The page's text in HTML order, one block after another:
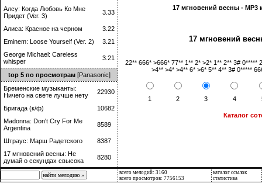
Алсу: Когда Любовь Ко Мне
Придет (Ver. 3)
3.33
Алиса: Красное на черном
3.22
Eminem: Loose Yourself (Ver. 2)
3.21
George Michael: Careless
whisper
3.21
top 5 по просмотрам[Panasonic]
Бременские музыканты:
Ничего на свете лучше нету
22930
Бригада (к/ф)
10682
Madonna: Don't Cry For Me
Argentina
8589
Штраус: Марш Радетского
8387
17 мгновений весны: Не
думай о секундах свысока
8280
17 мгновений весны -
17 мгновений
22** 666* >666* 77** 1** 2* >2* 1** 2** 3# 0*****
>4** >4* >4** 6* >6* 5** 4** 3# 0*****
1 2 3 4
Каталог
всего мелодий: 3160
всего просмотров: 7756153
каталог ссылок
статистика